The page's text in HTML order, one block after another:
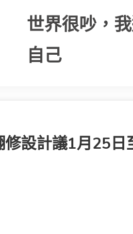
世界很吵，
自己
修設計議1月25日